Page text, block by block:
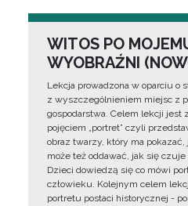
WITOS PO
WYOBRAŹNI
Lekcja prowadzona w oparciu o
z wyszczególnieniem miejsc z
gospodarstwa. Celem lekcji jest
pojęciem „portret” czyli
obraz twarzy, który ma pokazać,
może też oddawać, jak się
Dzieci dowiedzą się co mówi
człowieku. Kolejnym celem
portretu postaci historycznej -